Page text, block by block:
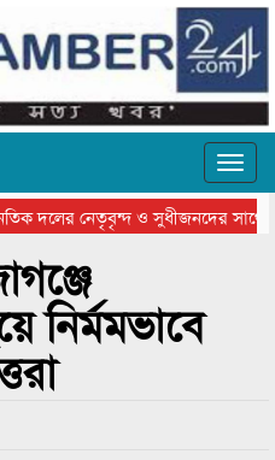
দলের নেতৃবৃন্দ ও সুধীজনদের সাথে
নির্মমভাবে